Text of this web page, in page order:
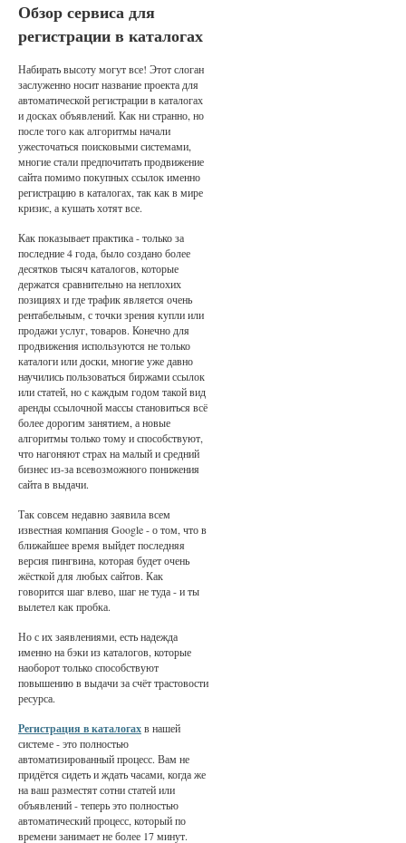
Обзор сервиса для
регистрации в каталогах
Набирать высоту могут все! Этот слоган
заслуженно носит название проекта для
автоматической регистрации в каталогах
и досках объявлений. Как ни странно, но
после того как алгоритмы начали
ужесточаться поисковыми системами,
многие стали предпочитать продвижение
сайта помимо покупных ссылок именно
регистрацию в каталогах, так как в мире
кризис, а кушать хотят все.
Как показывает практика - только за
последние 4 года, было создано более
десятков тысяч каталогов, которые
держатся сравнительно на неплохих
позициях и где трафик является очень
рентабельным, с точки зрения купли или
продажи услуг, товаров. Конечно для
продвижения используются не только
каталоги или доски, многие уже давно
научились пользоваться биржами ссылок
или статей, но с каждым годом такой вид
аренды ссылочной массы становиться всё
более дорогим занятием, а новые
алгоритмы только тому и способствуют,
что нагоняют страх на малый и средний
бизнес из-за всевозможного понижения
сайта в выдачи.
Так совсем недавно заявила всем
известная компания Google - о том, что в
ближайшее время выйдет последняя
версия пингвина, которая будет очень
жёсткой для любых сайтов. Как
говорится шаг влево, шаг не туда - и ты
вылетел как пробка.
Но с их заявлениями, есть надежда
именно на бэки из каталогов, которые
наоборот только способствуют
повышению в выдачи за счёт трастовости
ресурса.
Регистрация в каталогахв нашей
системе - это полностью
автоматизированный процесс. Вам не
придётся сидеть и ждать часами, когда же
на ваш разместят сотни статей или
объявлений - теперь это полностью
автоматический процесс, который по
времени занимает не более 17 минут.